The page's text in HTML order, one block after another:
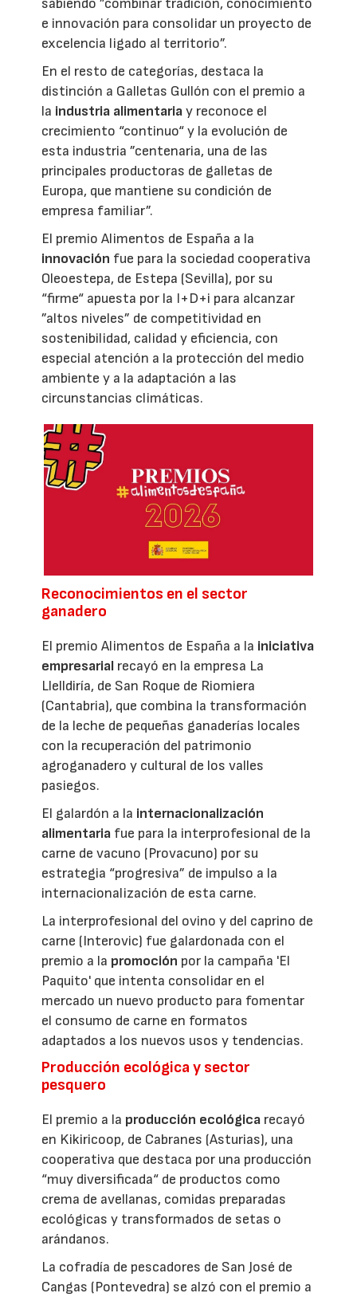
sabiendo ”combinar tradición, conocimiento
e innovación para consolidar un proyecto de
excelencia ligado al territorio”.
En el resto de categorías, destaca la
distinción a Galletas Gullón con el premio a
la industria alimentariay reconoce el
crecimiento “continuo“ y la evolución de
esta industria ”centenaria, una de las
principales productoras de galletas de
Europa, que mantiene su condición de
empresa familiar”.
El premio Alimentos de España a la
innovación fue para la sociedad cooperativa
Oleoestepa, de Estepa (Sevilla), por su
“firme“ apuesta por la I+D+i para alcanzar
”altos niveles” de competitividad en
sostenibilidad, calidad y eficiencia, con
especial atención a la protección del medio
ambiente y a la adaptación a las
circunstancias climáticas.
Reconocimientos en el sector
ganadero
El premio Alimentos de España a la iniciativa
empresarial recayó en la empresa La
Llelldiría, de San Roque de Riomiera
(Cantabria), que combina la transformación
de la leche de pequeñas ganaderías locales
con la recuperación del patrimonio
agroganadero y cultural de los valles
pasiegos.
El galardón a la internacionalización
alimentaria fue para la interprofesional de la
carne de vacuno (Provacuno) por su
estrategia “progresiva” de impulso a la
internacionalización de esta carne.
La interprofesional del ovino y del caprino de
carne (Interovic) fue galardonada con el
premio a la promoción por la campaña 'El
Paquito' que intenta consolidar en el
mercado un nuevo producto para fomentar
el consumo de carne en formatos
adaptados a los nuevos usos y tendencias.
Producción ecológica y sector
pesquero
El premio a la producción ecológica recayó
en Kikiricoop, de Cabranes (Asturias), una
cooperativa que destaca por una producción
“muy diversificada“ de productos como
crema de avellanas, comidas preparadas
ecológicas y transformados de setas o
arándanos.
La cofradía de pescadores de San José de
Cangas (Pontevedra) se alzó con el premio a